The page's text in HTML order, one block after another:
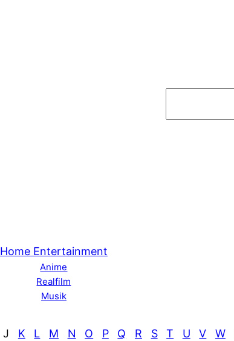
Home Entertainment
Anime
Realfilm
Musik
J K L M N O P Q R S T U V W